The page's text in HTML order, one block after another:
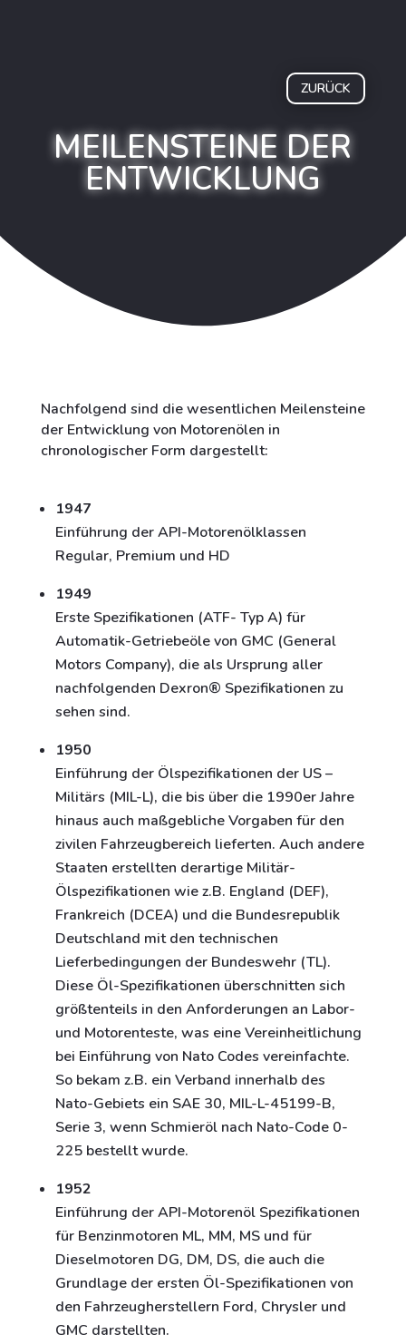
ZURÜCK
MEILENSTEINE DER
ENTWICKLUNG
Nachfolgend sind die wesentlichen Meilensteine
der Entwicklung von Motorenölen in
chronologischer Form dargestellt:
1947
Einführung der API-Motorenölklassen
Regular, Premium und HD
1949
Erste Spezifikationen (ATF- Typ A) für
Automatik-Getriebeöle von GMC (General
Motors Company), die als Ursprung aller
nachfolgenden Dexron® Spezifikationen zu
sehen sind.
1950
Einführung der Ölspezifikationen der US –
Militärs (MIL-L), die bis über die 1990er Jahre
hinaus auch maßgebliche Vorgaben für den
zivilen Fahrzeugbereich lieferten. Auch andere
Staaten erstellten derartige Militär-
Ölspezifikationen wie z.B. England (DEF),
Frankreich (DCEA) und die Bundesrepublik
Deutschland mit den technischen
Lieferbedingungen der Bundeswehr (TL).
Diese Öl-Spezifikationen überschnitten sich
größtenteils in den Anforderungen an Labor-
und Motorenteste, was eine Vereinheitlichung
bei Einführung von Nato Codes vereinfachte.
So bekam z.B. ein Verband innerhalb des
Nato-Gebiets ein SAE 30, MIL-L-45199-B,
Serie 3, wenn Schmieröl nach Nato-Code 0-
225 bestellt wurde.
1952
Einführung der API-Motorenöl Spezifikationen
für Benzinmotoren ML, MM, MS und für
Dieselmotoren DG, DM, DS, die auch die
Grundlage der ersten Öl-Spezifikationen von
den Fahrzeugherstellern Ford, Chrysler und
GMC darstellten.